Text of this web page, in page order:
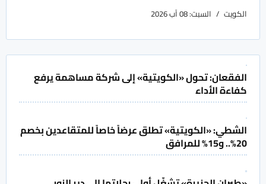
الكويت السبت: 08 آب 2026
الفقعان: تحول «الكويتية» إلى شركة مساهمة يرفع
كفاءة الأداء
الشطي: «الكويتية» تطلق عرضاً خاصاً للمتقاعدين بخصم
20%.. و15% للمرافق